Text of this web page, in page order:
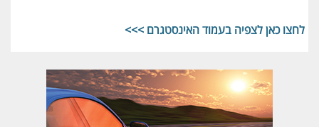
לחצו כאן לצפיה בעמוד האינסטגרם >>>